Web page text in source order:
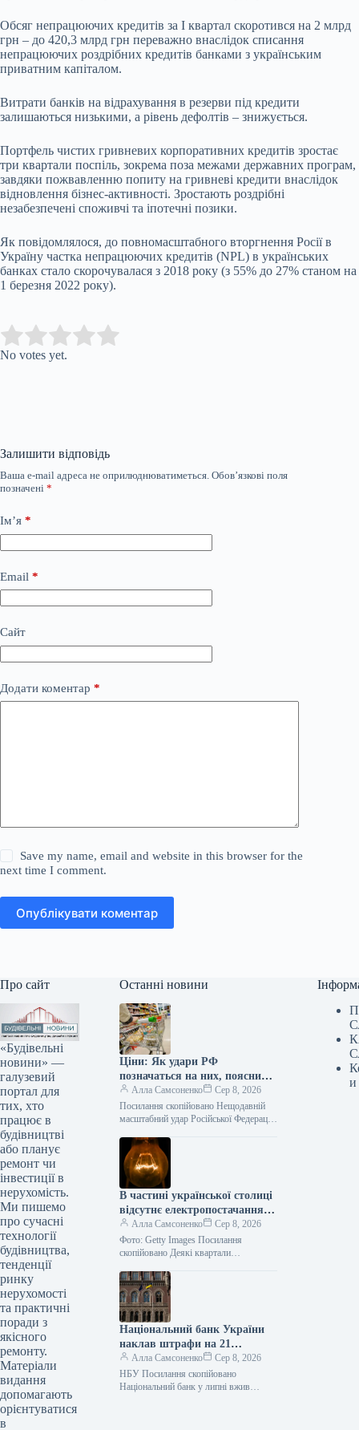
Обсяг непрацюючих кредитів за І квартал скоротився на 2 млрд
грн – до 420,3 млрд грн переважно внаслідок списання
непрацюючих роздрібних кредитів банками з українським
приватним капіталом.
Витрати банків на відрахування в резерви під кредити
залишаються низькими, а рівень дефолтів – знижується.
Портфель чистих гривневих корпоративних кредитів зростає
три квартали поспіль, зокрема поза межами державних програм,
завдяки пожвавленню попиту на гривневі кредити внаслідок
відновлення бізнес-активності. Зростають роздрібні
незабезпечені споживчі та іпотечні позики.
Як повідомлялося, до повномасштабного вторгнення Росії в
Україну частка непрацюючих кредитів (NPL) в українських
банках стало скорочувалася з 2018 року (з 55% до 27% станом на
1 березня 2022 року).
Rate this item:
No votes yet.
Залишити відповідь
Ваша e-mail адреса не оприлюднюватиметься. Обов’язкові поля
позначені *
Ім’я *
Email *
Сайт
Додати коментар *
Save my name, email and website in this browser for the
next time I comment.
Опублікувати коментар
Про сайт
«Будівельні
новини» —
галузевий
портал для
тих, хто
працює в
будівництві
або планує
ремонт чи
інвестиції в
нерухомість.
Ми пишемо
про сучасні
технології
будівництва,
тенденції
ринку
нерухомості
та практичні
поради з
якісного
ремонту.
Матеріали
видання
допомагають
орієнтуватися
в
Останні новини
Ціни: Як удари РФ
позначаться на них, пояснили
в Асоціації ритейлерів
Алла Самсоненко
Сер 8, 2026
Посилання скопійовано Нещодавній
масштабний удар Російської Федерації
одним з найвідчутніших ударів по
українському рітейлу. Проте, за
В частині української столиці
відсутнє електропостачання
внаслідок аварійної ситуації.
Алла Самсоненко
Сер 8, 2026
Фото: Getty Images Посилання
скопійовано Деякі квартали
української столиці тимчасово
позбулися електрики з вини аварії.
Цю…
Національний банк України
наклав штрафи на 21
фінансову установу, серед
яких і Райффайзен.
Алла Самсоненко
Сер 8, 2026
НБУ Посилання скопійовано
Національний банк у липні вжив
и